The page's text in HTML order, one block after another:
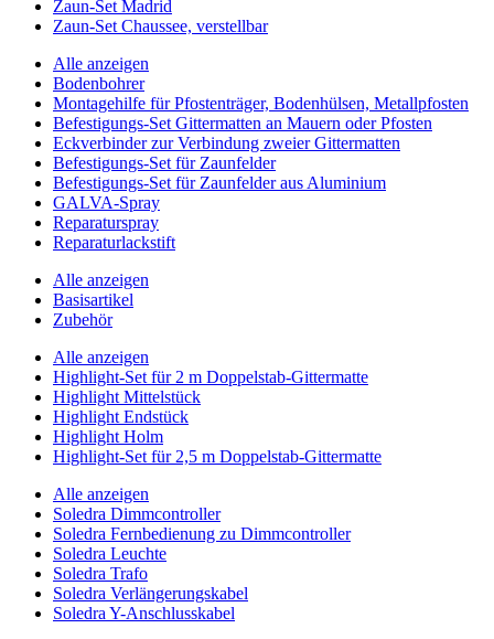
Zaun-Set Madrid
Zaun-Set Chaussee, verstellbar
Alle anzeigen
Bodenbohrer
Montagehilfe für Pfostenträger, Bodenhülsen, Metallpfosten
Befestigungs-Set Gittermatten an Mauern oder Pfosten
Eckverbinder zur Verbindung zweier Gittermatten
Befestigungs-Set für Zaunfelder
Befestigungs-Set für Zaunfelder aus Aluminium
GALVA-Spray
Reparaturspray
Reparaturlackstift
Alle anzeigen
Basisartikel
Zubehör
Alle anzeigen
Highlight-Set für 2 m Doppelstab-Gittermatte
Highlight Mittelstück
Highlight Endstück
Highlight Holm
Highlight-Set für 2,5 m Doppelstab-Gittermatte
Alle anzeigen
Soledra Dimmcontroller
Soledra Fernbedienung zu Dimmcontroller
Soledra Leuchte
Soledra Trafo
Soledra Verlängerungskabel
Soledra Y-Anschlusskabel